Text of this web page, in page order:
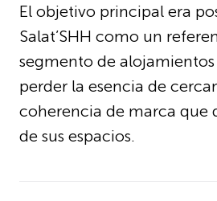
El objetivo principal era
Salat’SHH como un
segmento de
perder la esencia de
coherencia de marca que
de sus espacios.